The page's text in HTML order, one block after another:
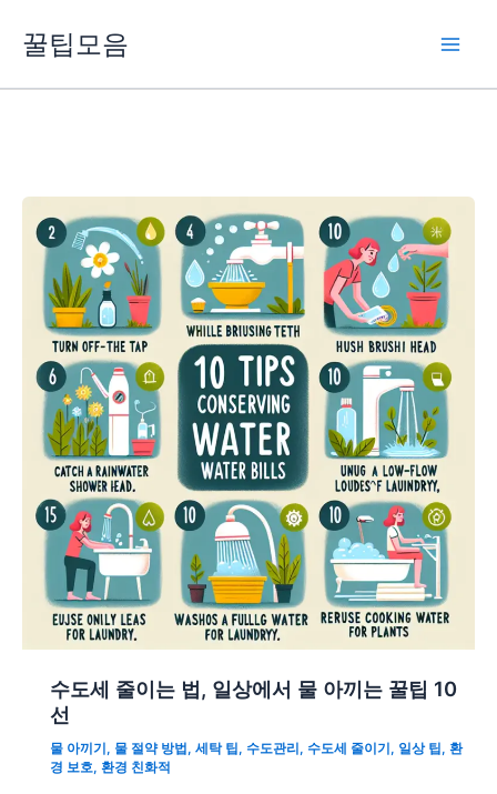
꿀팁모음
수도세 줄이는 법, 일상에서 물 아끼는 꿀팁 10
선
물 아끼기 , 물 절약 방법 , 세탁 팁 , 수도관리 , 수도세 줄이기 , 일상 팁 , 환
경 보호, 환경 친화적